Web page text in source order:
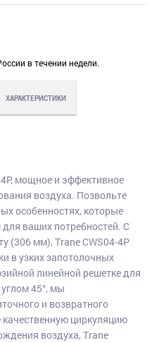
в течении недели.
ХАРАКТЕРИСТИКИ
мощное и эффективное
воздуха. Позвольте
особенностях, которые
ваших потребностей. С
(306 мм), Trane CWS04-4P
в узких запотолочных
линейной решетке для
45°, мы
и возвратного
качественную циркуляцию
воздуха, Trane